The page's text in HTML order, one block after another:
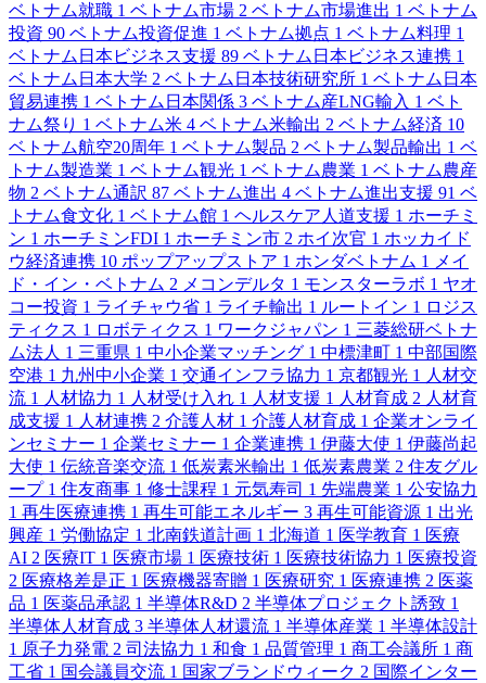
ベトナム就職 1 ベトナム市場 2 ベトナム市場進出 1 ベトナム
投資 90 ベトナム投資促進 1 ベトナム拠点 1 ベトナム料理 1
ベトナム日本ビジネス支援 89 ベトナム日本ビジネス連携 1
ベトナム日本大学 2 ベトナム日本技術研究所 1 ベトナム日本
貿易連携 1 ベトナム日本関係 3 ベトナム産LNG輸入 1 ベト
ナム祭り 1 ベトナム米 4 ベトナム米輸出 2 ベトナム経済 10
ベトナム航空20周年 1 ベトナム製品 2 ベトナム製品輸出 1 ベ
トナム製造業 1 ベトナム観光 1 ベトナム農業 1 ベトナム農産
物 2 ベトナム通訳 87 ベトナム進出 4 ベトナム進出支援 91 ベ
トナム食文化 1 ベトナム館 1 ヘルスケア人道支援 1 ホーチミ
ン 1 ホーチミンFDI 1 ホーチミン市 2 ホイ次官 1 ホッカイド
ウ経済連携 10 ポップアップストア 1 ホンダベトナム 1
メイ
ド・イン・ベトナム 2 メコンデルタ 1 モンスターラボ 1 ヤオ
コー投資 1 ライチャウ省 1 ライチ輸出 1 ルートイン 1 ロジス
ティクス 1 ロボティクス 1 ワークジャパン 1 三菱総研ベトナ
ム法人 1 三重県 1 中小企業マッチング 1 中標津町 1 中部国際
空港 1 九州中小企業 1 交通インフラ協力 1 京都観光 1 人材交
流 1 人材協力 1 人材受け入れ 1 人材支援 1 人材育成 2 人材育
成支援 1 人材連携 2 介護人材 1 介護人材育成 1 企業オンライ
ンセミナー 1 企業セミナー 1 企業連携 1 伊藤大使 1 伊藤尚起
大使 1 伝統音楽交流 1 低炭素米輸出 1 低炭素農業 2 住友グル
ープ 1 住友商事 1 修士課程 1 元気寿司 1 先端農業 1 公安協力
1 再生医療連携 1 再生可能エネルギー 3 再生可能資源 1 出光
興産 1 労働協定 1 北南鉄道計画 1 北海道 1 医学教育 1 医療
AI 2 医療IT 1 医療市場 1 医療技術 1 医療技術協力 1 医療投資
2 医療格差是正 1 医療機器寄贈 1 医療研究 1 医療連携 2 医薬
品 1 医薬品承認 1 半導体R&D 2 半導体プロジェクト誘致 1
半導体人材育成 3 半導体人材還流 1 半導体産業 1 半導体設計
1 原子力発電 2 司法協力 1 和食 1 品質管理 1 商工会議所 1 商
工省 1 国会議員交流 1 国家ブランドウィーク 2 国際インター